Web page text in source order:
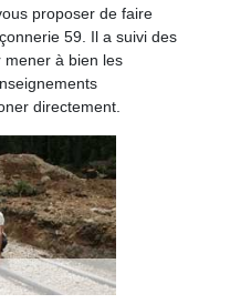
proposer de faire
59. Il a suivi des
mener à bien les
directement.